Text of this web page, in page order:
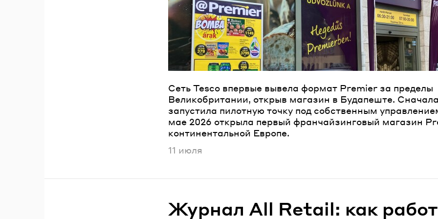
Сеть Tesco впервые вывела формат Premier за пределы
Великобритании, открыв магазин в Будапеште.
запустила пилотную точку под собственным
мае 2026 открыла первый франчайзинговый магазин
континентальной Европе.
Опубликовано
11 июля
Журнал All Retail: как
Пароль
Забыли
ВОЙТИ